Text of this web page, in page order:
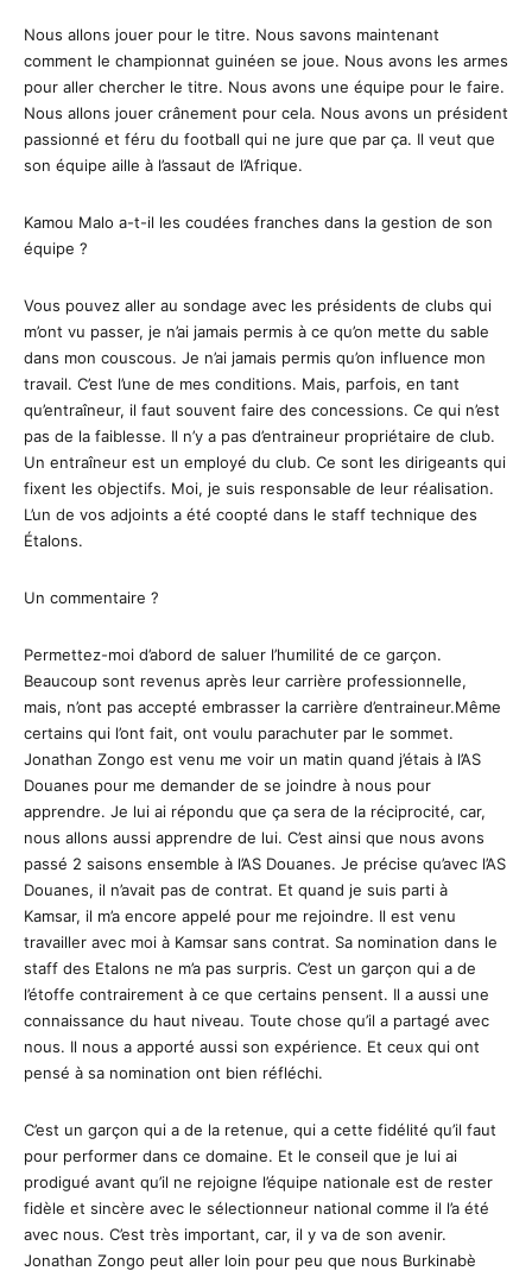
Nous allons jouer pour le titre. Nous savons maintenant
comment le championnat guinéen se joue. Nous avons les armes
pour aller chercher le titre. Nous avons une équipe pour le faire.
Nous allons jouer crânement pour cela. Nous avons un président
passionné et féru du football qui ne jure que par ça. Il veut que
son équipe aille à l’assaut de l’Afrique.
Kamou Malo a-t-il les coudées franches dans la gestion de son
équipe ?
Vous pouvez aller au sondage avec les présidents de clubs qui
m’ont vu passer, je n’ai jamais permis à ce qu’on mette du sable
dans mon couscous. Je n’ai jamais permis qu’on influence mon
travail. C’est l’une de mes conditions. Mais, parfois, en tant
qu’entraîneur, il faut souvent faire des concessions. Ce qui n’est
pas de la faiblesse. Il n’y a pas d’entraineur propriétaire de club.
Un entraîneur est un employé du club. Ce sont les dirigeants qui
fixent les objectifs. Moi, je suis responsable de leur réalisation.
L’un de vos adjoints a été coopté dans le staff technique des
Étalons.
Un commentaire ?
Permettez-moi d’abord de saluer l’humilité de ce garçon.
Beaucoup sont revenus après leur carrière professionnelle,
mais, n’ont pas accepté embrasser la carrière d’entraineur.Même
certains qui l’ont fait, ont voulu parachuter par le sommet.
Jonathan Zongo est venu me voir un matin quand j’étais à l’AS
Douanes pour me demander de se joindre à nous pour
apprendre. Je lui ai répondu que ça sera de la réciprocité, car,
nous allons aussi apprendre de lui. C’est ainsi que nous avons
passé 2 saisons ensemble à l’AS Douanes. Je précise qu’avec l’AS
Douanes, il n’avait pas de contrat. Et quand je suis parti à
Kamsar, il m’a encore appelé pour me rejoindre. Il est venu
travailler avec moi à Kamsar sans contrat. Sa nomination dans le
staff des Etalons ne m’a pas surpris. C’est un garçon qui a de
l’étoffe contrairement à ce que certains pensent. Il a aussi une
connaissance du haut niveau. Toute chose qu’il a partagé avec
nous. Il nous a apporté aussi son expérience. Et ceux qui ont
pensé à sa nomination ont bien réfléchi.
C’est un garçon qui a de la retenue, qui a cette fidélité qu’il faut
pour performer dans ce domaine. Et le conseil que je lui ai
prodigué avant qu’il ne rejoigne l’équipe nationale est de rester
fidèle et sincère avec le sélectionneur national comme il l’a été
avec nous. C’est très important, car, il y va de son avenir.
Jonathan Zongo peut aller loin pour peu que nous Burkinabè